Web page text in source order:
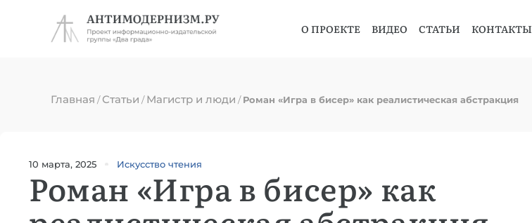
О ПРОЕКТЕ ВИДЕО СТАТЬИ КОНТАКТЫ
Главная /Статьи /Магистр и люди /Роман «Игра в бисер» как реалистическая абстракция
10 марта, 2025 Искусство чтения
Роман «Игра в бисер» как